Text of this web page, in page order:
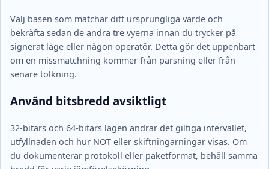
Välj basen som matchar ditt ursprungliga värde och
bekräfta sedan de andra tre vyerna innan du trycker på
signerat läge eller någon operatör. Detta gör det uppenbart
om en missmatchning kommer från parsning eller från
senare tolkning.
Använd bitsbredd avsiktligt
32-bitars och 64-bitars lägen ändrar det giltiga intervallet,
utfyllnaden och hur NOT eller skiftningarningar visas. Om
du dokumenterar protokoll eller paketformat, behåll samma